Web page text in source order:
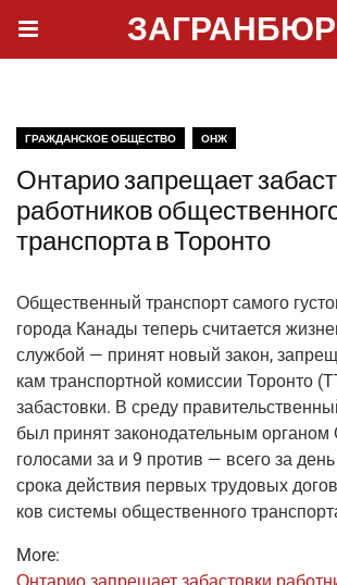
ГРАЖДАНСКОЕ ОБЩЕСТВО ОНЖ
Онтарио запрещает
работников
транспорта в Торонто
Обще­ствен­ный транс­порт само­го
горо­да Кана­ды теперь счи­та­ет­ся
служ­бой — при­нят новый закон,
кам транс­порт­ной комис­сии Торон­то
заба­стов­ки. В сре­ду
был при­нят зако­но­да­тель­ным орга­ном
голо­са­ми за и 9 про­тив — все­го за
сро­ка дей­ствия пер­вых тру­до­вых
ков систе­мы обще­ствен­но­го
More: